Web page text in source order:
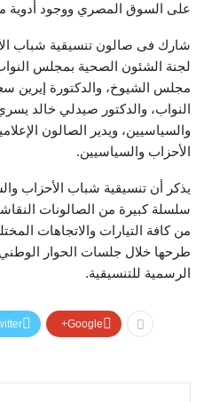
على السوق المصري ووجود أدوية
شارك فى صالون تنسيقية شباب
لجنة الشئون الصحية بمجلس
مجلس الشيوخ، والدكتورة إيرين
النواب، والدكتور صيدلي خالد
والسياسيين، ويدير الصالون
الأحزاب والسياسيين.
يذكر أن تنسيقية شباب الأحزاب
سلسلة كبيرة من الصالونات
من كافة التيارات والاتجاهات
طرحها خلال جلسات الحوار
الرسمية للتنسيقية.
Google+